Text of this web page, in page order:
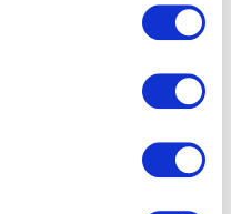
6, 7, 12, 13 del